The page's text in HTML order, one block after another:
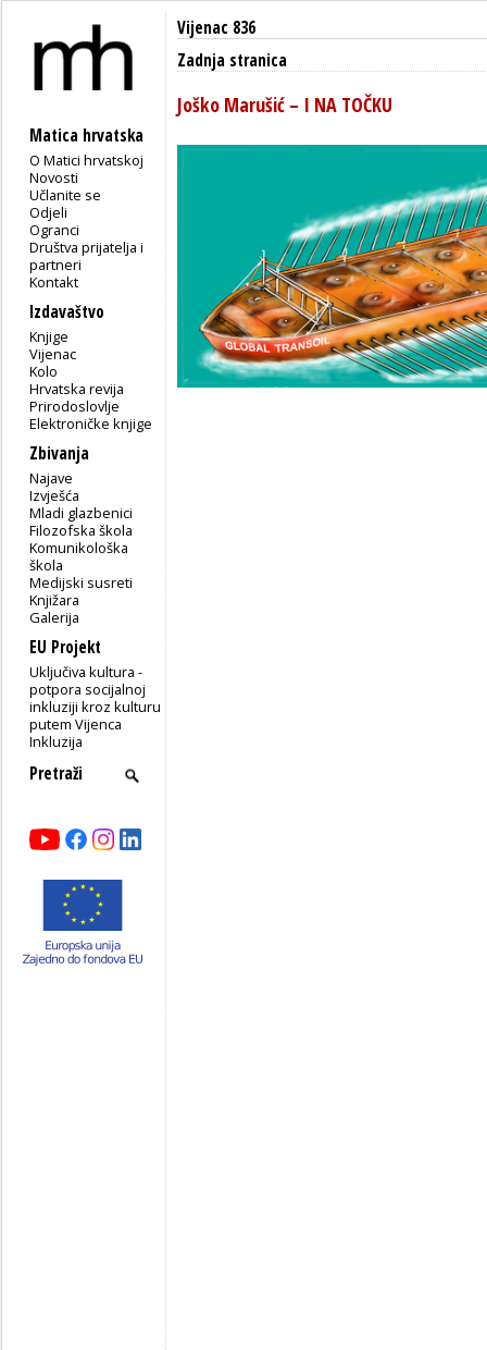
Matica hrvatska
O Matici hrvatskoj
Novosti
Učlanite se
Odjeli
Ogranci
Društva prijatelja i
partneri
Kontakt
Izdavaštvo
Knjige
Vijenac
Kolo
Hrvatska revija
Prirodoslovlje
Elektroničke knjige
Zbivanja
Najave
Izvješća
Mladi glazbenici
Filozofska škola
Komunikološka
škola
Medijski susreti
Knjižara
Galerija
EU Projekt
Uključiva kultura -
potpora socijalnoj
inkluziji kroz kulturu
putem Vijenca
Inkluzija
Vijenac 836
Zadnja stranica
Joško Marušić – I NA TOČKU